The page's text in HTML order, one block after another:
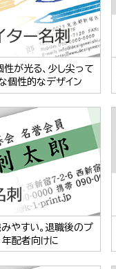
性が光る、少し尖って
個性的なデザイン
やすい。退職後のプ
年配者向けに